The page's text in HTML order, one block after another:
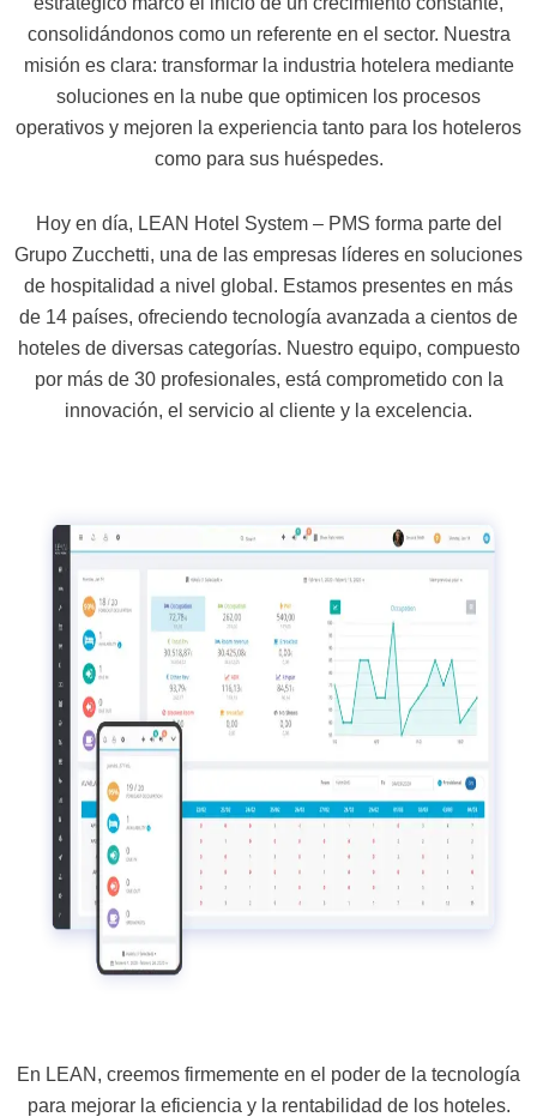
consolidándonos como un referente en el sector. Nuestra
misión es clara: transformar la industria hotelera mediante
soluciones en la nube que optimicen los procesos
operativos y mejoren la experiencia tanto para los hoteleros
como para sus huéspedes.
Hoy en día, LEAN Hotel System – PMS forma parte del
Grupo Zucchetti, una de las empresas líderes en soluciones
de hospitalidad a nivel global. Estamos presentes en más
de 14 países, ofreciendo tecnología avanzada a cientos de
hoteles de diversas categorías. Nuestro equipo, compuesto
por más de 30 profesionales, está comprometido con la
innovación, el servicio al cliente y la excelencia.
En LEAN, creemos firmemente en el poder de la tecnología
para mejorar la eficiencia y la rentabilidad de los hoteles.